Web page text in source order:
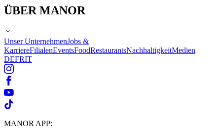
ÜBER MANOR
Unser UnternehmenJobs &
KarriereFilialenEventsFoodRestaurantsNachhaltigkeitMedien
DEFRIT
MANOR APP: